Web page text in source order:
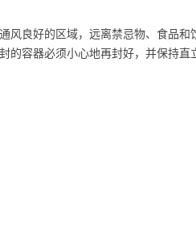
风良好的区域，远离禁忌物、食品和
的容器必须小心地再封好，并保持直